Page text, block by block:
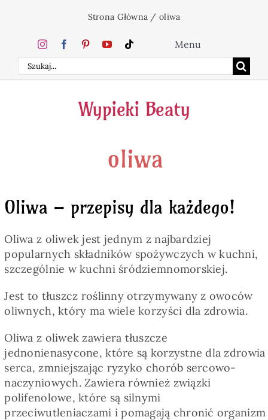
zawartości
Strona Główna / oliwa
Szukaj
Menu
Home
Ciasta
Napoje
Pieczywo
Przetwory
Posiłki
Zdrowo i fit
Wypieki Beaty
oliwa
Oliwa – przepisy dla każdego!
Oliwa z oliwek jest jednym z najbardziej
popularnych składników spożywczych w kuchni,
szczególnie w kuchni śródziemnomorskiej.
Jest to tłuszcz roślinny otrzymywany z owoców
oliwnych, który ma wiele korzyści dla zdrowia.
Oliwa z oliwek zawiera tłuszcze
jednonienasycone, które są korzystne dla zdrowia
serca, zmniejszając ryzyko chorób sercowo-
naczyniowych. Zawiera również związki
polifenolowe, które są silnymi
przeciwutleniaczami i pomagają chronić organizm